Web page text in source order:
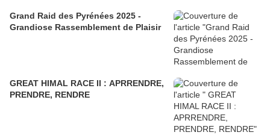
Grand Raid des Pyrénées 2025 -
Grandiose Rassemblement de Plaisir
GREAT HIMAL RACE II : APRRENDRE,
PRENDRE, RENDRE